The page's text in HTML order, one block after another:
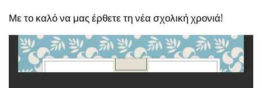
Με το καλό να μας έρθετε τη νέα σχολική χρονιά!